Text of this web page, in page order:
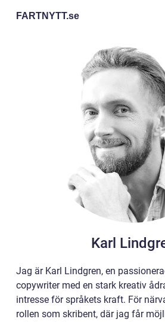
FARTNYTT.se
Karl
Jag är Karl Lindgren, en
copywriter med en stark kreativ
intresse för språkets kraft. För
rollen som skribent, där jag får